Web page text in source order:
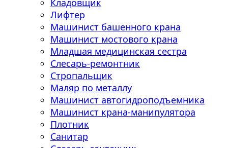
Кладовщик
Лифтер
Машинист башенного крана
Машинист мостового крана
Младшая медицинская сестра
Слесарь-ремонтник
Стропальщик
Маляр по металлу
Машинист автогидроподъемника
Машинист крана-манипулятора
Плотник
Санитар